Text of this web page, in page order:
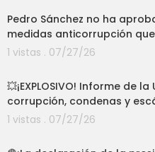
Pedro Sánchez no ha
medidas anticorrupción
1 vistas . 07/27/26
💥¡EXPLOSIVO! Informe de la
corrupción, condenas y
1 vistas . 07/27/26